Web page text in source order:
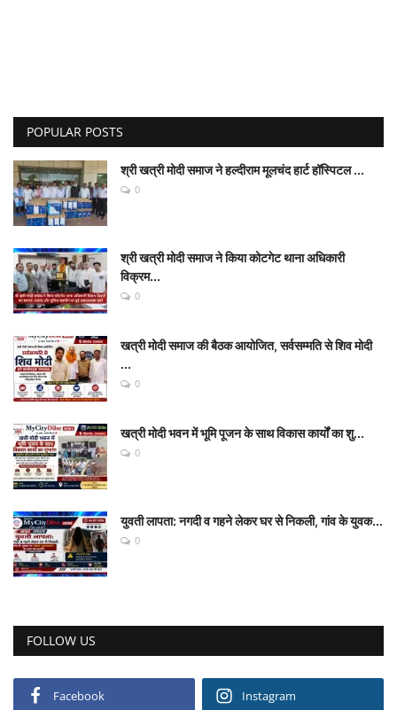
POPULAR POSTS
श्री खत्री मोदी समाज ने हल्दीराम मूलचंद हार्ट हॉस्पिटल ...
0
श्री खत्री मोदी समाज ने किया कोटगेट थाना अधिकारी
विक्रम...
0
खत्री मोदी समाज की बैठक आयोजित, सर्वसम्मति से शिव मोदी
...
0
खत्री मोदी भवन में भूमि पूजन के साथ विकास कार्यों का शु...
0
युवती लापता: नगदी व गहने लेकर घर से निकली, गांव के युवक...
0
FOLLOW US
Facebook Instagram